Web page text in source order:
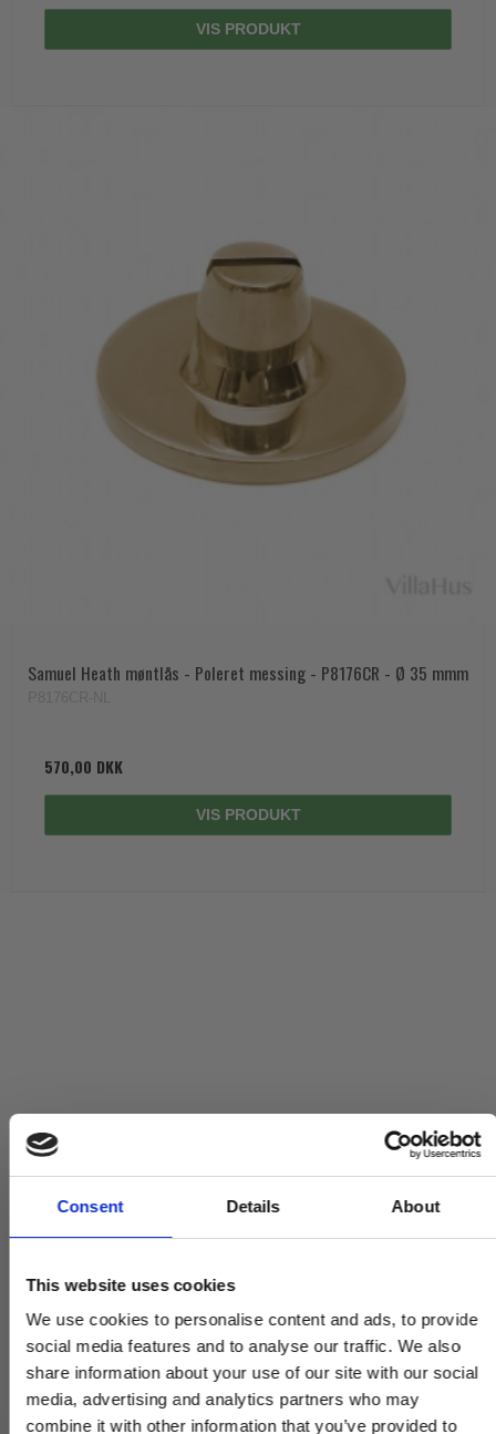
Consent Details About
This website uses cookies
We use cookies to personalise content and ads, to provide
social media features and to analyse our traffic. We also
share information about your use of our site with our social
media, advertising and analytics partners who may
combine it with other information that you’ve provided to
VIS PRODUKT
Samuel Heath møntlås - Poleret messing - P8176CR - Ø 35 mmm
570,00 DKK
VIS PRODUKT